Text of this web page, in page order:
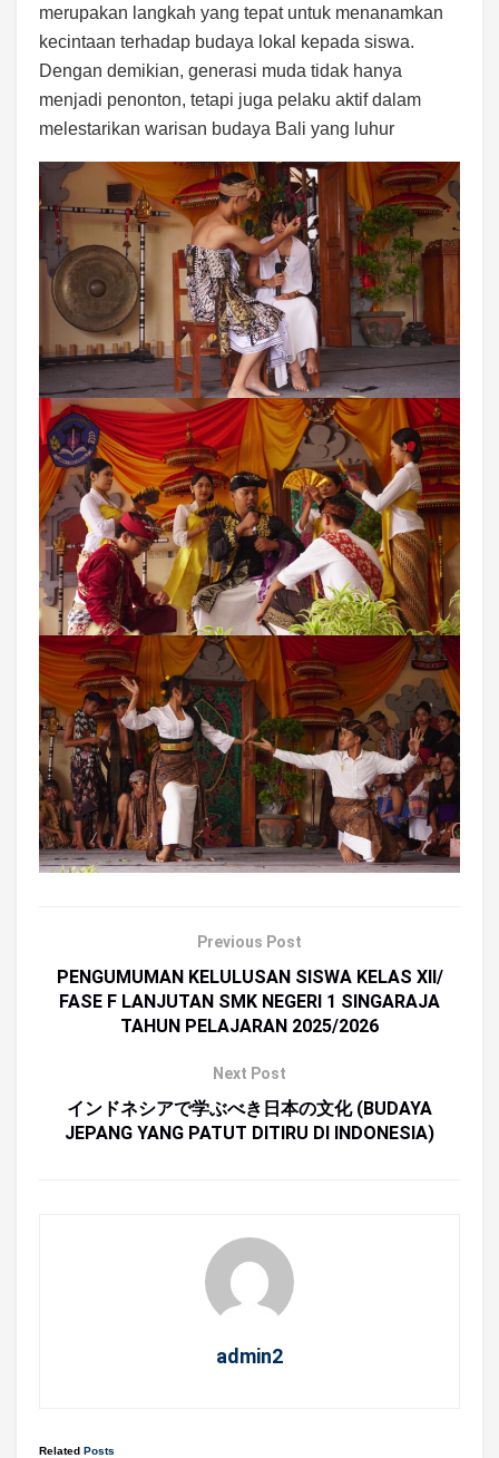
merupakan langkah yang tepat untuk menanamkan
kecintaan terhadap budaya lokal kepada siswa.
Dengan demikian, generasi muda tidak hanya
menjadi penonton, tetapi juga pelaku aktif dalam
melestarikan warisan budaya Bali yang luhur
Previous Post
PENGUMUMAN KELULUSAN SISWA KELAS XII/
FASE F LANJUTAN SMK NEGERI 1 SINGARAJA
TAHUN PELAJARAN 2025/2026
Next Post
インドネシアで学ぶべき日本の文化 (BUDAYA
JEPANG YANG PATUT DITIRU DI INDONESIA)
admin2
Related Posts